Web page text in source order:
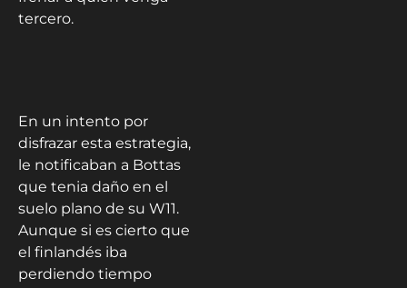
por el safety car virtual
hacer lo mismo que en
temporadas pasadas:
frenar a quien venga
tercero.